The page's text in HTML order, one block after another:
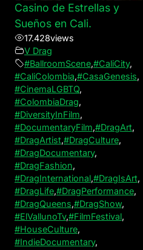
Casino de Estrellas y
Sueños en Cali.
17.428views
V Drag
#BallroomScene,#CaliCity,
#CaliColombia,#CasaGenesis,
#CinemaLGBTQ,
#ColombiaDrag,
#DiversityInFilm,
#DocumentaryFilm,#DragArt,
#DragArtist,#DragCulture,
#DragDocumentary,
#DragFashion,
#DragInternational,#DragIsArt,
#DragLife,#DragPerformance,
#DragQueens,#DragShow,
#ElVallunoTv,#FilmFestival,
#HouseCulture,
#IndieDocumentary,